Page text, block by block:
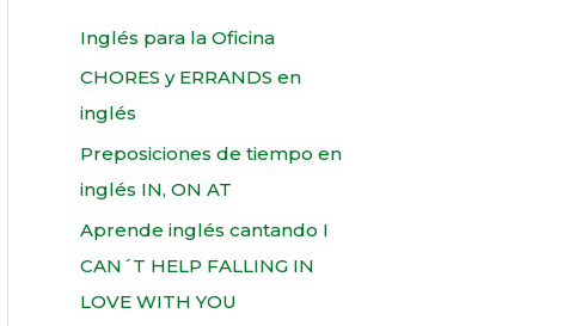
Inglés para la Oficina
CHORES y ERRANDS en
inglés
Preposiciones de tiempo en
inglés IN, ON AT
Aprende inglés cantando I
CAN´T HELP FALLING IN
LOVE WITH YOU